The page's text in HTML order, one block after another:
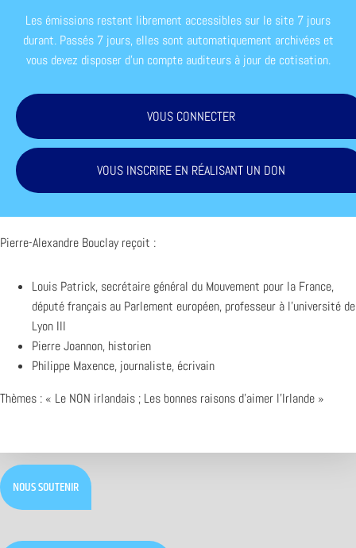
Les émissions restent librement accessibles sur le site 7 jours
durant. Passés 7 jours, elles sont automatiquement archivées et
vous devez disposer d'un compte auditeurs à jour de cotisation.
VOUS CONNECTER
VOUS INSCRIRE EN RÉALISANT UN DON
Pierre-Alexandre Bouclay reçoit :
Louis Patrick, secrétaire général du Mouvement pour la France,
député français au Parlement européen, professeur à l’université de
Lyon III
Pierre Joannon, historien
Philippe Maxence, journaliste, écrivain
Thèmes : « Le NON irlandais ; Les bonnes raisons d’aimer l’Irlande »
NOUS SOUTENIR